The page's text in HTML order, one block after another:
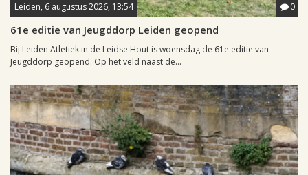
Leiden, 6 augustus 2026, 13:54 0
61e editie van Jeugddorp Leiden geopend
Bij Leiden Atletiek in de Leidse Hout is woensdag de 61e editie van
Jeugddorp geopend. Op het veld naast de...